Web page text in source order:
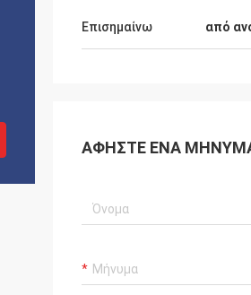
Επισημαίνω από
ΑΦΉΣΤΕ ΈΝΑ